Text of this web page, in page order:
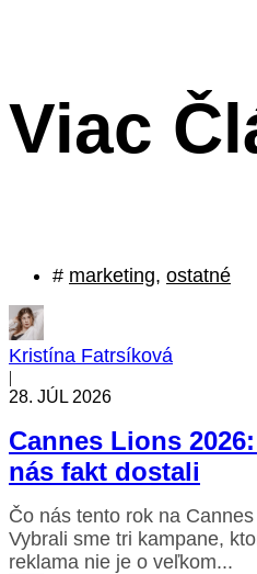
Viac
# marketing, ostatné
Kristína Fatrsíková
28. JÚL 2026
Cannes Lions
nás fakt dostali
Čo nás tento rok na
Vybrali sme tri kampane,
reklama nie je o veľkom...